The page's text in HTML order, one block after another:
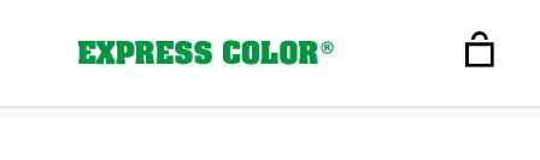
Hledat